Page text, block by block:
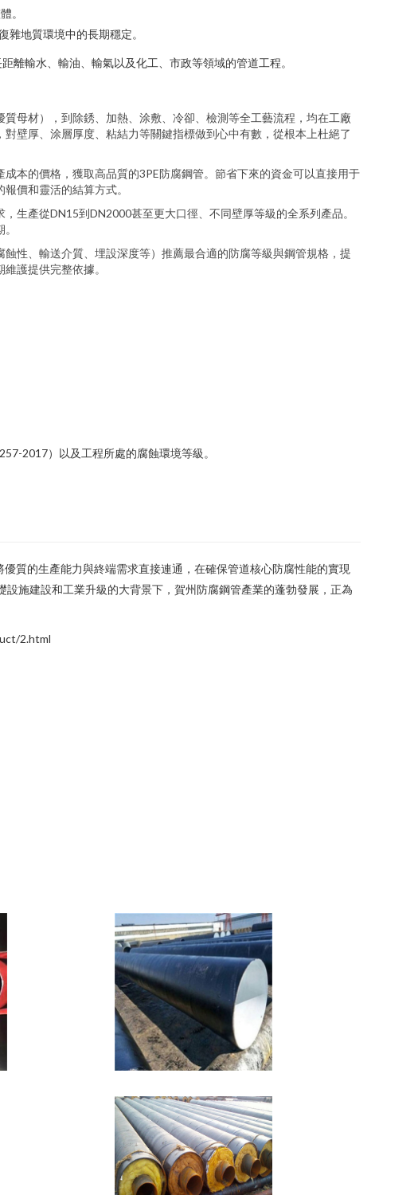
。
地質環境中的長期穩定。
離輸水、輸油、輸氣以及化工、市政等領域的管道工程。
母材），到除銹、加熱、涂敷、冷卻、檢測等全工藝流程，均在工廠
壁厚、涂層厚度、粘結力等關鍵指標做到心中有數，從根本上杜絕了
本的價格，獲取高品質的3PE防腐鋼管。節省下來的資金可以直接用于
價和靈活的結算方式。
生產從DN15到DN2000甚至更大口徑、不同壁厚等級的全系列產品。
性、輸送介質、埋設深度等）推薦最合適的防腐等級與鋼管規格，提
護提供完整依據。
2017）以及工程所處的腐蝕環境等級。
質的生產能力與終端需求直接連通，在確保管道核心防腐性能的實現
施建設和工業升級的大背景下，賀州防腐鋼管產業的蓬勃發展，正為
2.html